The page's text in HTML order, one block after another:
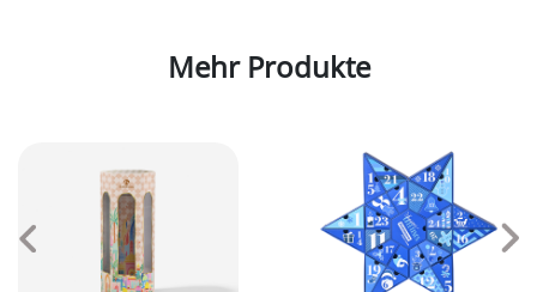
Mehr Produkte